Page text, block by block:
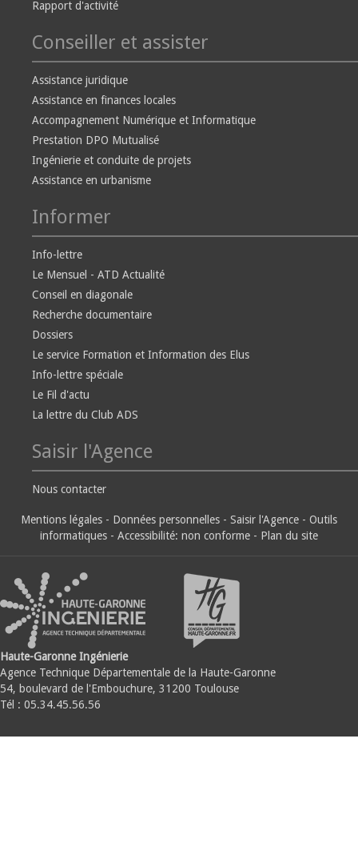
Rapport d'activité
Conseiller et assister
Assistance juridique
Assistance en finances locales
Accompagnement Numérique et Informatique
Prestation DPO Mutualisé
Ingénierie et conduite de projets
Assistance en urbanisme
Informer
Info-lettre
Le Mensuel - ATD Actualité
Conseil en diagonale
Recherche documentaire
Dossiers
Le service Formation et Information des Elus
Info-lettre spéciale
Le Fil d'actu
La lettre du Club ADS
Saisir l'Agence
Nous contacter
Mentions légales - Données personnelles - Saisir l'Agence - Outils
informatiques - Accessibilité: non conforme - Plan du site
Haute-Garonne Ingénierie
Agence Technique Départementale de la Haute-Garonne
54, boulevard de l'Embouchure, 31200 Toulouse
Tél : 05.34.45.56.56